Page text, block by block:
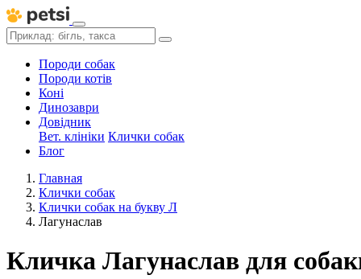
Породи собак
Породи котів
Коні
Динозаври
Довідник
Вет. клініки Клички собак
Блог
Главная
Клички собак
Клички собак на букву Л
Лагунаслав
Кличка Лагунаслав для